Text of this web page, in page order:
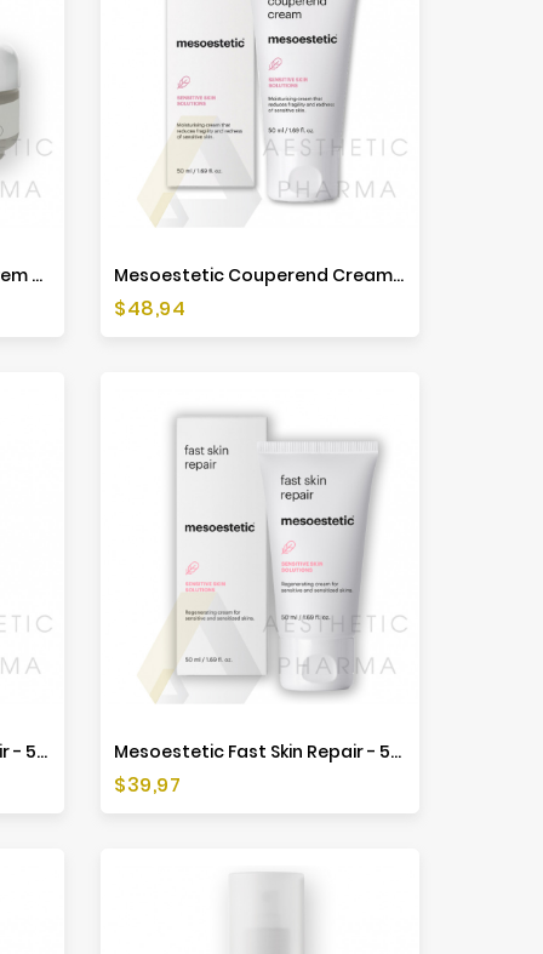
Mesoestetic Cosmelan 2 Krem Na Przebarwienia - 30 G Mesoestetic Couperend Cream - 50ml
Cena
$48,94
Mesoestetic Fast Skin Repair - 500ml Mesoestetic Fast Skin Repair - 50ml
Cena
$39,97